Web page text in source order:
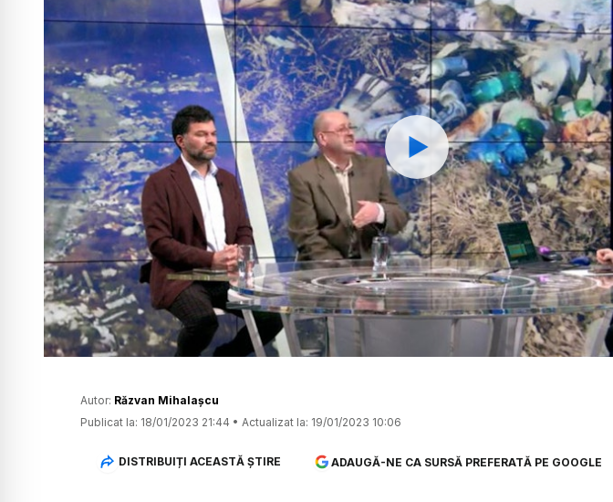
Watch
Autor: Răzvan Mihalașcu
Publicat la: 18/01/2023 21:44 • Actualizat la: 19/01/2023 10:06
DISTRIBUIȚI ACEASTĂ ȘTIRE ADAUGĂ-NE CA SURSĂ PREFERATĂ PE GOOGLE